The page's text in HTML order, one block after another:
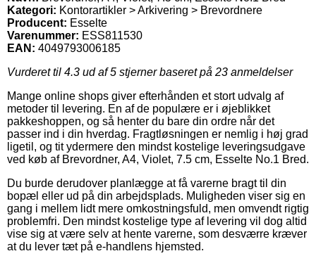
Kategori: Kontorartikler > Arkivering > Brevordnere
Producent: Esselte
Varenummer: ESS811530
EAN: 4049793006185
Vurderet til 4.3 ud af 5 stjerner baseret på 23 anmeldelser
Mange online shops giver efterhånden et stort udvalg af
metoder til levering. En af de populære er i øjeblikket
pakkeshoppen, og så henter du bare din ordre når det
passer ind i din hverdag. Fragtløsningen er nemlig i høj grad
ligetil, og tit ydermere den mindst kostelige leveringsudgave
ved køb af Brevordner, A4, Violet, 7.5 cm, Esselte No.1 Bred.
Du burde derudover planlægge at få varerne bragt til din
bopæl eller ud på din arbejdsplads. Muligheden viser sig en
gang i mellem lidt mere omkostningsfuld, men omvendt rigtig
problemfri. Den mindst kostelige type af levering vil dog altid
vise sig at være selv at hente varerne, som desværre kræver
at du lever tæt på e-handlens hjemsted.